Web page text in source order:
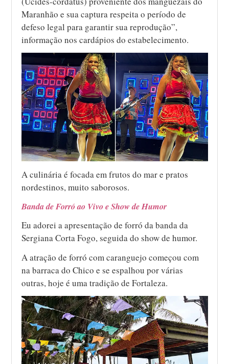
Maranhão e sua captura respeita o período de
defeso legal para garantir sua reprodução”,
informação nos cardápios do estabelecimento.
A culinária é focada em frutos do mar e pratos
nordestinos, muito saborosos.
Banda de Forró ao Vivo e Show de Humor
Eu adorei a apresentação de forró da banda da
Sergiana Corta Fogo, seguida do show de humor.
A atração de forró com caranguejo começou com
na barraca do Chico e se espalhou por várias
outras, hoje é uma tradição de Fortaleza.